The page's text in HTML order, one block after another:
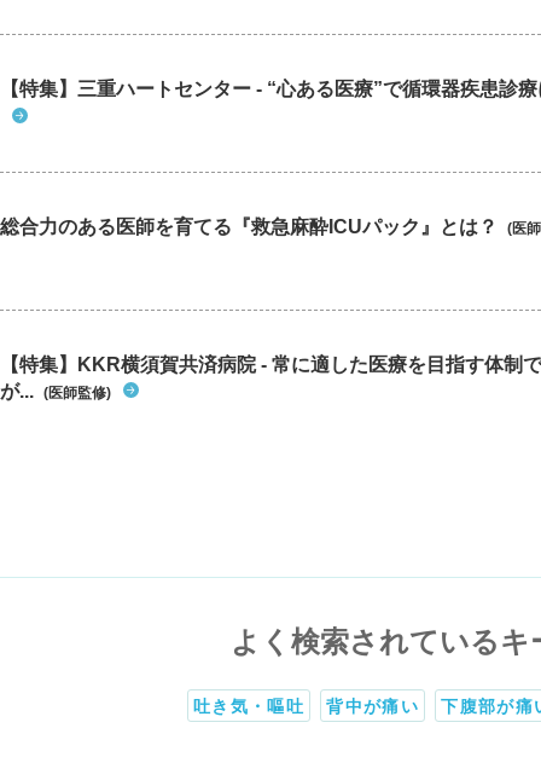
【特集】三重ハートセンター - “心ある医療”で循環器疾患診
総合力のある医師を育てる『救急麻酔ICUパック』とは？ (医
【特集】KKR横須賀共済病院 - 常に適した医療を目指す体制
が... (医師監修)
よく検索されているキ
吐き気・嘔吐 背中が痛い 下腹部が痛